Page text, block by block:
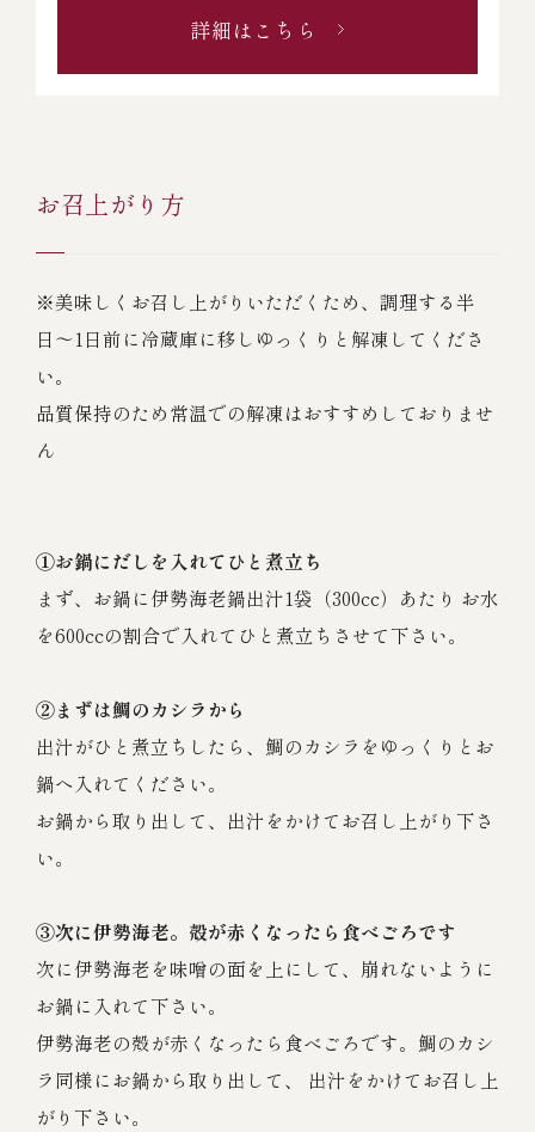
詳細はこちら
お召上がり方
※美味しくお召し上がりいただくため、調理する半
日〜1日前に冷蔵庫に移しゆっくりと解凍してくださ
い。
品質保持のため常温での解凍はおすすめしておりませ
ん
①お鍋にだしを入れてひと煮立ち
まず、お鍋に伊勢海老鍋出汁1袋（300cc）あたり お水
を600ccの割合で入れてひと煮立ちさせて下さい。
②まずは鯛のカシラから
出汁がひと煮立ちしたら、鯛のカシラをゆっくりとお
鍋へ入れてください。
お鍋から取り出して、出汁をかけてお召し上がり下さ
い。
③次に伊勢海老。殻が赤くなったら食べごろです
次に伊勢海老を味噌の面を上にして、崩れないように
お鍋に入れて下さい。
伊勢海老の殻が赤くなったら食べごろです。鯛のカシ
ラ同様にお鍋から取り出して、 出汁をかけてお召し上
がり下さい。